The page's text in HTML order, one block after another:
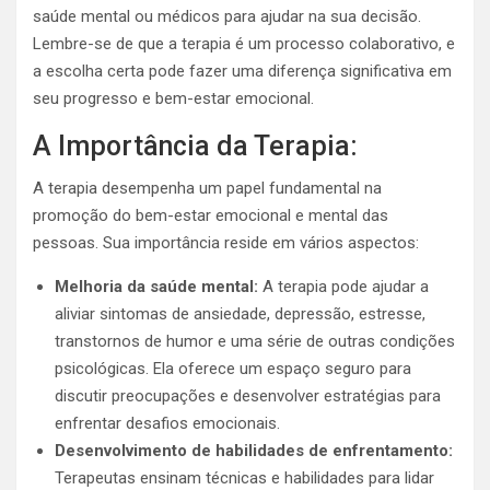
saúde mental ou médicos para ajudar na sua decisão.
Lembre-se de que a terapia é um processo colaborativo, e
a escolha certa pode fazer uma diferença significativa em
seu progresso e bem-estar emocional.
A Importância da Terapia:
A terapia desempenha um papel fundamental na
promoção do bem-estar emocional e mental das
pessoas. Sua importância reside em vários aspectos:
Melhoria da saúde mental: A terapia pode ajudar a
aliviar sintomas de ansiedade, depressão, estresse,
transtornos de humor e uma série de outras condições
psicológicas. Ela oferece um espaço seguro para
discutir preocupações e desenvolver estratégias para
enfrentar desafios emocionais.
Desenvolvimento de habilidades de enfrentamento:
Terapeutas ensinam técnicas e habilidades para lidar